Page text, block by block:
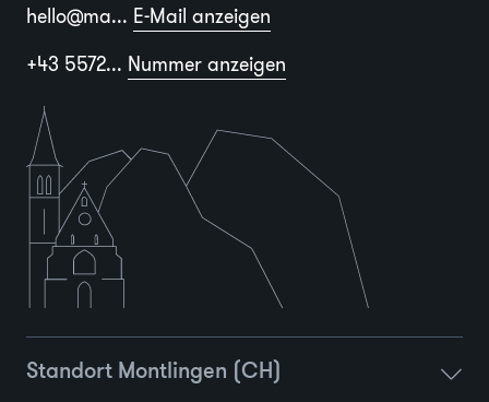
hello@ma... E-Mail anzeigen
+43 5572... Nummer anzeigen
Standort Montlingen (CH)